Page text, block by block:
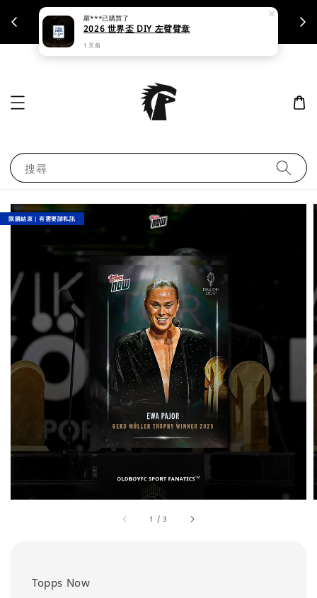
支援刷卡｜皆開立統一發票
搜尋
1 /3
限購結束｜有需要請私訊
Topps Now
羅***已購買了
2026 世界盃 DIY 左臂臂章
1 天前